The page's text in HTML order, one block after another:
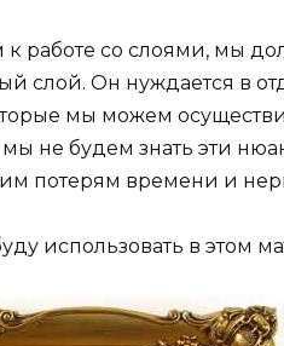
работе со слоями, мы
слой. Он нуждается в
мы можем
не будем знать эти
потерям времени и
использовать в этом